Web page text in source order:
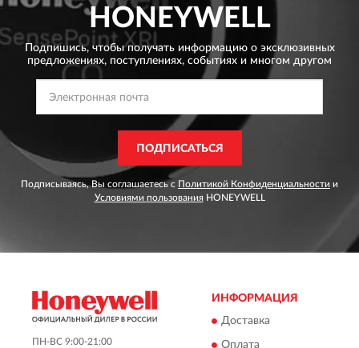
HONEYWELL
Подпишись, чтобы получать информацию о эксклюзивных
предложениях, поступлениях, событиях и многом другом
ПОДПИСАТЬСЯ
Подписываясь, Вы соглашаетесь с Политикой Конфиденциальности и
Условиями пользованияHONEYWELL
ПН-ВС 9:00-21:00
ИНФОРМАЦИЯ
Доставка
Оплата